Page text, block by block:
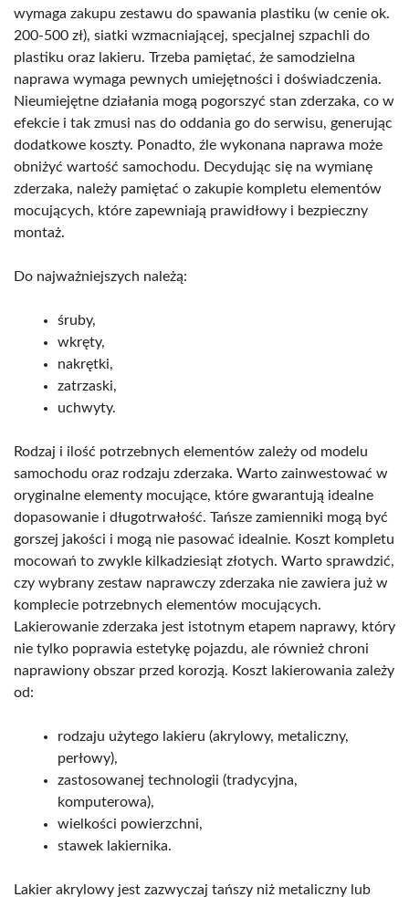
wymaga zakupu zestawu do spawania plastiku (w cenie ok.
200-500 zł), siatki wzmacniającej, specjalnej szpachli do
plastiku oraz lakieru. Trzeba pamiętać, że samodzielna
naprawa wymaga pewnych umiejętności i doświadczenia.
Nieumiejętne działania mogą pogorszyć stan zderzaka, co w
efekcie i tak zmusi nas do oddania go do serwisu, generując
dodatkowe koszty. Ponadto, źle wykonana naprawa może
obniżyć wartość samochodu. Decydując się na wymianę
zderzaka, należy pamiętać o zakupie kompletu elementów
mocujących, które zapewniają prawidłowy i bezpieczny
montaż.
Do najważniejszych należą:
śruby,
wkręty,
nakrętki,
zatrzaski,
uchwyty.
Rodzaj i ilość potrzebnych elementów zależy od modelu
samochodu oraz rodzaju zderzaka. Warto zainwestować w
oryginalne elementy mocujące, które gwarantują idealne
dopasowanie i długotrwałość. Tańsze zamienniki mogą być
gorszej jakości i mogą nie pasować idealnie. Koszt kompletu
mocowań to zwykle kilkadziesiąt złotych. Warto sprawdzić,
czy wybrany zestaw naprawczy zderzaka nie zawiera już w
komplecie potrzebnych elementów mocujących.
Lakierowanie zderzaka jest istotnym etapem naprawy, który
nie tylko poprawia estetykę pojazdu, ale również chroni
naprawiony obszar przed korozją. Koszt lakierowania zależy
od:
rodzaju użytego lakieru (akrylowy, metaliczny,
perłowy),
zastosowanej technologii (tradycyjna,
komputerowa),
wielkości powierzchni,
stawek lakiernika.
Lakier akrylowy jest zazwyczaj tańszy niż metaliczny lub